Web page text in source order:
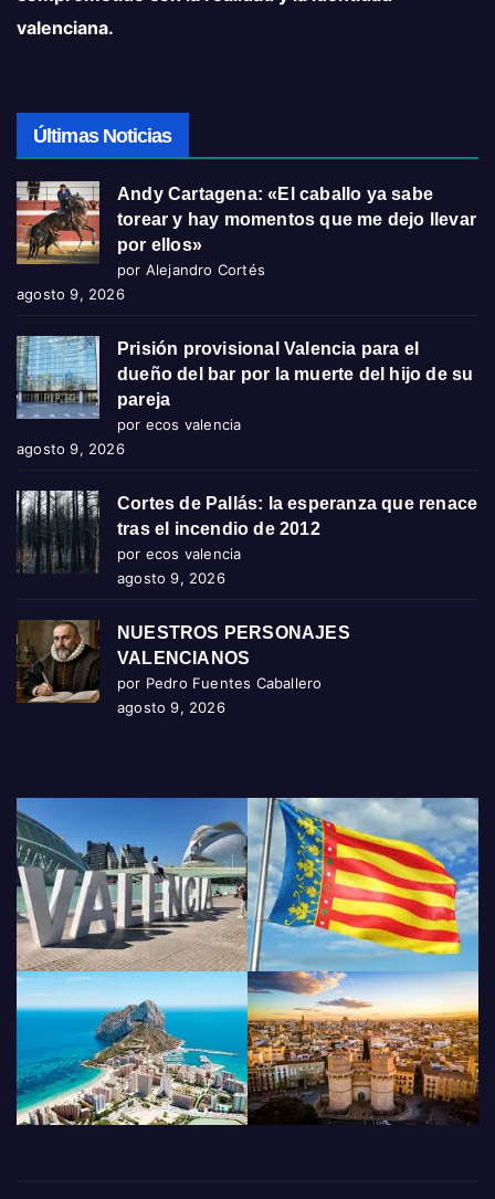
valenciana.
Últimas Noticias
Andy Cartagena: «El caballo ya sabe
torear y hay momentos que me dejo llevar
por ellos»
por Alejandro Cortés
agosto 9, 2026
Prisión provisional Valencia para el
dueño del bar por la muerte del hijo de su
pareja
por ecos valencia
agosto 9, 2026
Cortes de Pallás: la esperanza que renace
tras el incendio de 2012
por ecos valencia
agosto 9, 2026
NUESTROS PERSONAJES
VALENCIANOS
por Pedro Fuentes Caballero
agosto 9, 2026